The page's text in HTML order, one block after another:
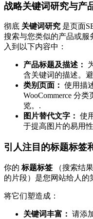
战略关键词研究与产
彻底 关键词研究 是页面
搜索与您类似的产品或服
入到以下内容中：
产品标题及描述：
含关键词的描述。
类别页面： 使用描
WooCommerce 分
览。.
图片替代文字： 使
于提高图片的易用
引人注目的标题标签
你的 标题标签 （搜索结
的片段）是您网站给人的
将它们塑造成：
关键词丰富： 请添